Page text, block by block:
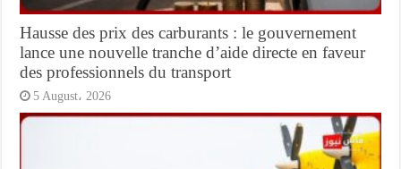
Hausse des prix des carburants : le gouvernement
lance une nouvelle tranche d’aide directe en faveur
des professionnels du transport
5 August، 2026